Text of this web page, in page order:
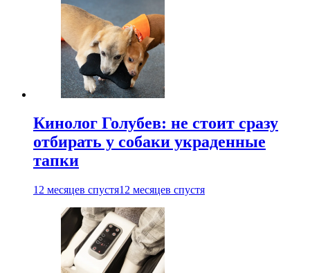
Кинолог Голубев: не стоит сразу
отбирать у собаки украденные
тапки
12 месяцев спустя12 месяцев спустя